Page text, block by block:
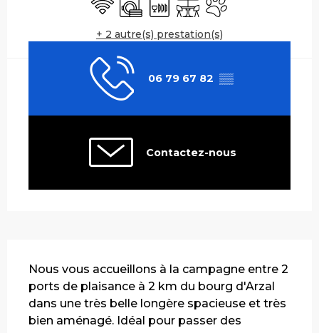
+ 2 autre(s) prestation(s)
06 79 67 82 ▒▒
Contactez-nous
Nous vous accueillons à la campagne entre 2
ports de plaisance à 2 km du bourg d'Arzal
dans une très belle longère spacieuse et très
bien aménagé. Idéal pour passer des